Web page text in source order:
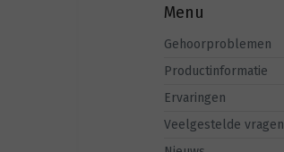
Menu
Gehoorproblemen
Productinformatie
Ervaringen
Veelgestelde vragen